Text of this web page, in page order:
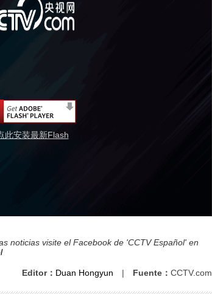
此安装最新Flash
noticias visite el Facebook de 'CCTV Español' en
Editor： Duan Hongyun | Fuente： CCTV.com